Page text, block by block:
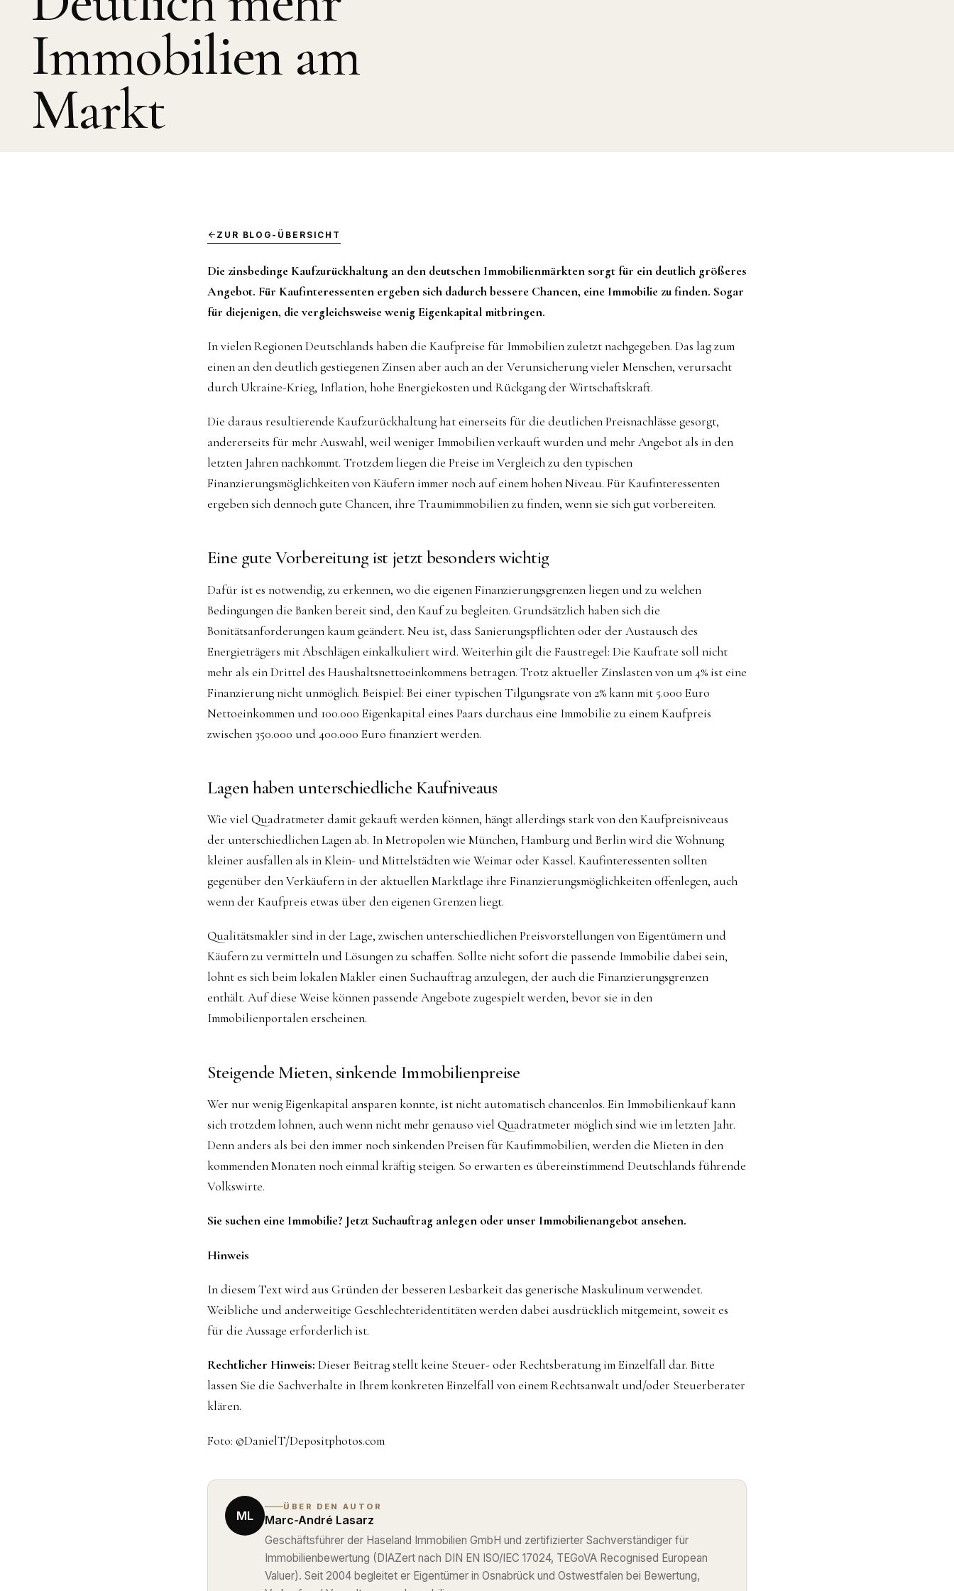
Immobilien am
Markt
ZUR BLOG-ÜBERSICHT
Die zinsbedinge Kaufzurückhaltung an den deutschen Immobilienmärkten sorgt für ein deutlich größeres
Angebot. Für Kaufinteressenten ergeben sich dadurch bessere Chancen, eine Immobilie zu finden. Sogar
für diejenigen, die vergleichsweise wenig Eigenkapital mitbringen.
In vielen Regionen Deutschlands haben die Kaufpreise für Immobilien zuletzt nachgegeben. Das lag zum
einen an den deutlich gestiegenen Zinsen aber auch an der Verunsicherung vieler Menschen, verursacht
durch Ukraine-Krieg, Inflation, hohe Energiekosten und Rückgang der Wirtschaftskraft.
Die daraus resultierende Kaufzurückhaltung hat einerseits für die deutlichen Preisnachlässe gesorgt,
andererseits für mehr Auswahl, weil weniger Immobilien verkauft wurden und mehr Angebot als in den
letzten Jahren nachkommt. Trotzdem liegen die Preise im Vergleich zu den typischen
Finanzierungsmöglichkeiten von Käufern immer noch auf einem hohen Niveau. Für Kaufinteressenten
ergeben sich dennoch gute Chancen, ihre Traumimmobilien zu finden, wenn sie sich gut vorbereiten.
Eine gute Vorbereitung ist jetzt besonders wichtig
Dafür ist es notwendig, zu erkennen, wo die eigenen Finanzierungsgrenzen liegen und zu welchen
Bedingungen die Banken bereit sind, den Kauf zu begleiten. Grundsätzlich haben sich die
Bonitätsanforderungen kaum geändert. Neu ist, dass Sanierungspflichten oder der Austausch des
Energieträgers mit Abschlägen einkalkuliert wird. Weiterhin gilt die Faustregel: Die Kaufrate soll nicht
mehr als ein Drittel des Haushaltsnettoeinkommens betragen. Trotz aktueller Zinslasten von um 4% ist eine
Finanzierung nicht unmöglich. Beispiel: Bei einer typischen Tilgungsrate von 2% kann mit 5.000 Euro
Nettoeinkommen und 100.000 Eigenkapital eines Paars durchaus eine Immobilie zu einem Kaufpreis
zwischen 350.000 und 400.000 Euro finanziert werden.
Lagen haben unterschiedliche Kaufniveaus
Wie viel Quadratmeter damit gekauft werden können, hängt allerdings stark von den Kaufpreisniveaus
der unterschiedlichen Lagen ab. In Metropolen wie München, Hamburg und Berlin wird die Wohnung
kleiner ausfallen als in Klein- und Mittelstädten wie Weimar oder Kassel. Kaufinteressenten sollten
gegenüber den Verkäufern in der aktuellen Marktlage ihre Finanzierungsmöglichkeiten offenlegen, auch
wenn der Kaufpreis etwas über den eigenen Grenzen liegt.
Qualitätsmakler sind in der Lage, zwischen unterschiedlichen Preisvorstellungen von Eigentümern und
Käufern zu vermitteln und Lösungen zu schaffen. Sollte nicht sofort die passende Immobilie dabei sein,
lohnt es sich beim lokalen Makler einen Suchauftrag anzulegen, der auch die Finanzierungsgrenzen
enthält. Auf diese Weise können passende Angebote zugespielt werden, bevor sie in den
Immobilienportalen erscheinen.
Steigende Mieten, sinkende Immobilienpreise
Wer nur wenig Eigenkapital ansparen konnte, ist nicht automatisch chancenlos. Ein Immobilienkauf kann
sich trotzdem lohnen, auch wenn nicht mehr genauso viel Quadratmeter möglich sind wie im letzten Jahr.
Denn anders als bei den immer noch sinkenden Preisen für Kaufimmobilien, werden die Mieten in den
kommenden Monaten noch einmal kräftig steigen. So erwarten es übereinstimmend Deutschlands führende
Volkswirte.
Sie suchen eine Immobilie? Jetzt Suchauftrag anlegen oder unser Immobilienangebot ansehen.
Hinweis
In diesem Text wird aus Gründen der besseren Lesbarkeit das generische Maskulinum verwendet.
Weibliche und anderweitige Geschlechteridentitäten werden dabei ausdrücklich mitgemeint, soweit es
für die Aussage erforderlich ist.
Rechtlicher Hinweis: Dieser Beitrag stellt keine Steuer- oder Rechtsberatung im Einzelfall dar. Bitte
lassen Sie die Sachverhalte in Ihrem konkreten Einzelfall von einem Rechtsanwalt und/oder Steuerberater
klären.
Foto: ©DanielT/Depositphotos.com
ML
ÜBER DEN AUTOR
Marc-André Lasarz
Geschäftsführer der Haseland Immobilien GmbH und zertifizierter Sachverständiger für
Immobilienbewertung (DIAZert nach DIN EN ISO/IEC 17024, TEGoVA Recognised European
Valuer). Seit 2004 begleitet er Eigentümer in Osnabrück und Ostwestfalen bei Bewertung,